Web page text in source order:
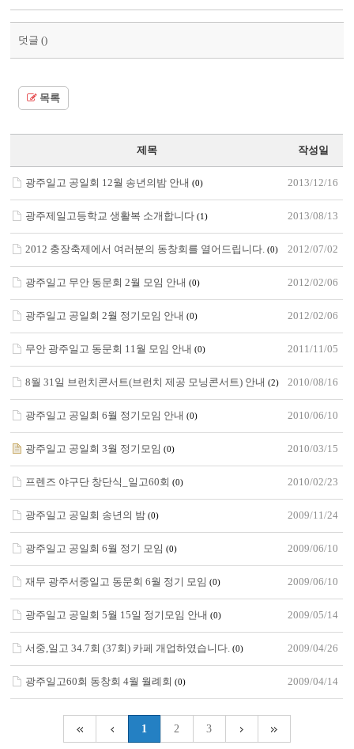
덧글 ()
목록
제목 작성일
광주일고 공일회 12월 송년의밤 안내(0) 2013/12/16
광주제일고등학교 생활복 소개합니다(1) 2013/08/13
2012 충장축제에서 여러분의 동창회를 열어드립니다.(0) 2012/07/02
광주일고 무안 동문회 2월 모임 안내(0) 2012/02/06
광주일고 공일회 2월 정기모임 안내(0) 2012/02/06
무안 광주일고 동문회 11월 모임 안내(0) 2011/11/05
8월 31일 브런치콘서트(브런치 제공 모닝콘서트) 안내(2) 2010/08/16
광주일고 공일회 6월 정기모임 안내(0) 2010/06/10
광주일고 공일회 3월 정기모임(0) 2010/03/15
프렌즈 야구단 창단식_일고60회(0) 2010/02/23
광주일고 공일회 송년의 밤(0) 2009/11/24
광주일고 공일회 6월 정기 모임(0) 2009/06/10
재무 광주서중일고 동문회 6월 정기 모임(0) 2009/06/10
광주일고 공일회 5월 15일 정기모임 안내(0) 2009/05/14
서중,일고 34.7회 (37회) 카페 개업하였습니다.(0) 2009/04/26
광주일고60회 동창회 4월 월례회(0) 2009/04/14
1 2 3